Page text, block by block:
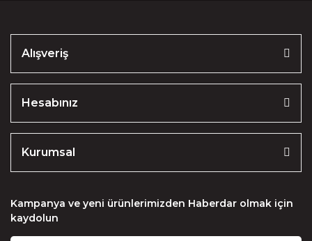
Alışveriş
Hesabınız
Kurumsal
Kampanya ve yeni ürünlerimizden Haberdar olmak için
kaydolun